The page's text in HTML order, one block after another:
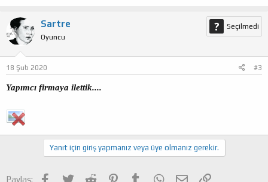
Sartre
Oyuncu
Seçilmedi
18 Şub 2020 #3
Yapımcı firmaya ilettik....
Yanıt için giriş yapmanız veya üye olmanız gerekir.
Paylaş: Facebook
TwitterReddit PinterestTumblrWhatsApp
E-postaLink